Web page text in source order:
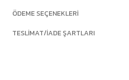
ÖDEME SEÇENEKLERI
TESLIMAT/İADE ŞARTLARI